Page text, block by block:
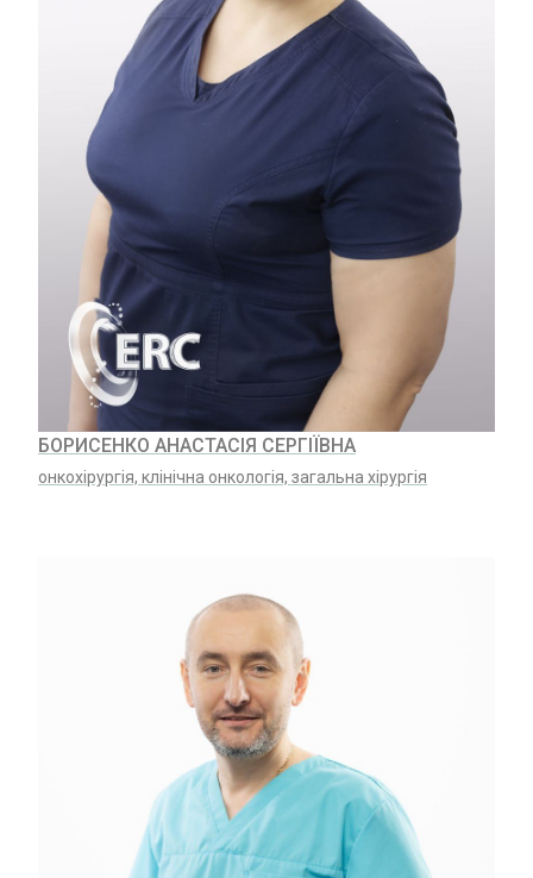
БОРИСЕНКО АНАСТАСІЯ СЕРГІЇВНА
онкохірургія, клінічна онкологія, загальна хірургія